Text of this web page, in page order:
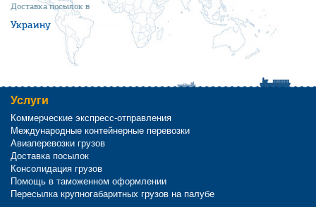
Доставка посылок в
Украину
Услуги
Коммерческие экспресс-отправления
Международные контейнерные перевозки
Авиаперевозки грузов
Доставка посылок
Консолидация грузов
Помощь в таможенном оформлении
Пересылка крупногабаритных грузов на палубе